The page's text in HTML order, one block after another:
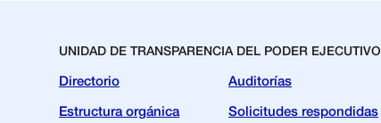
UNIDAD DE TRANSPARENCIA DEL PODER EJECUTIVO
Directorio
Estructura orgánica
Auditorías
Solicitudes respondidas